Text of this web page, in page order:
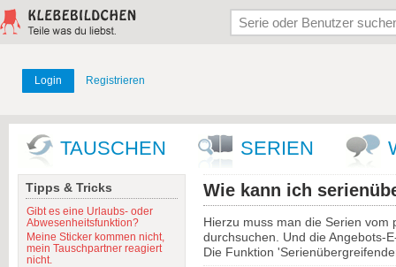
Login Registrieren
TAUSCHEN SERIEN
Tipps & Tricks
Gibt es eine Urlaubs- oder
Abwesenheitsfunktion?
Meine Sticker kommen nicht,
mein Tauschpartner reagiert
nicht.
Wie kann ich
Hierzu muss man die Serien vom
durchsuchen. Und die Angebots-
Die Funktion